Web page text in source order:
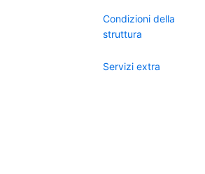
Condizioni della
struttura
Servizi extra